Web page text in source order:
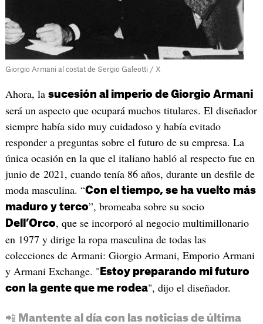
Giorgio Armani al costat de Sergio Galeotti / X
Ahora, la sucesión al imperio de Giorgio Armani
será un aspecto que ocupará muchos titulares. El diseñador
siempre había sido muy cuidadoso y había evitado
responder a preguntas sobre el futuro de su empresa. La
única ocasión en la que el italiano habló al respecto fue en
junio de 2021, cuando tenía 86 años, durante un desfile de
moda masculina. “Con el tiempo, se ha vuelto más
maduro y terco”, bromeaba sobre su socio
Dell’Orco, que se incorporó al negocio multimillonario
en 1977 y dirige la ropa masculina de todas las
colecciones de Armani: Giorgio Armani, Emporio Armani
y Armani Exchange. " Estoy preparando mi futuro
con la gente que me rodea", dijo el diseñador.
📲 Mantente al día con las noticias de última